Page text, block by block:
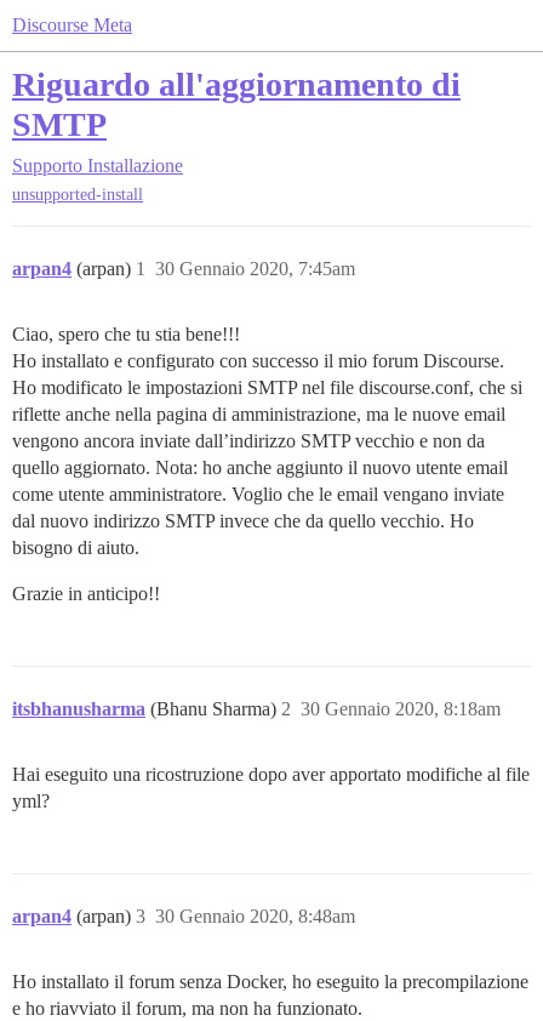
Discourse Meta
Riguardo all'aggiornamento di
SMTP
Supporto Installazione
unsupported-install
arpan4 (arpan) 30 Gennaio 2020, 7:45am
1
Ciao, spero che tu stia bene!!!
Ho installato e configurato con successo il mio forum Discourse.
Ho modificato le impostazioni SMTP nel file discourse.conf, che si
riflette anche nella pagina di amministrazione, ma le nuove email
vengono ancora inviate dall’indirizzo SMTP vecchio e non da
quello aggiornato. Nota: ho anche aggiunto il nuovo utente email
come utente amministratore. Voglio che le email vengano inviate
dal nuovo indirizzo SMTP invece che da quello vecchio. Ho
bisogno di aiuto.
Grazie in anticipo!!
itsbhanusharma (Bhanu Sharma) 30 Gennaio 2020, 8:18am
2
Hai eseguito una ricostruzione dopo aver apportato modifiche al file
yml?
arpan4 (arpan) 30 Gennaio 2020, 8:48am
3
Ho installato il forum senza Docker, ho eseguito la precompilazione
e ho riavviato il forum, ma non ha funzionato.